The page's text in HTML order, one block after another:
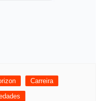
Carreira